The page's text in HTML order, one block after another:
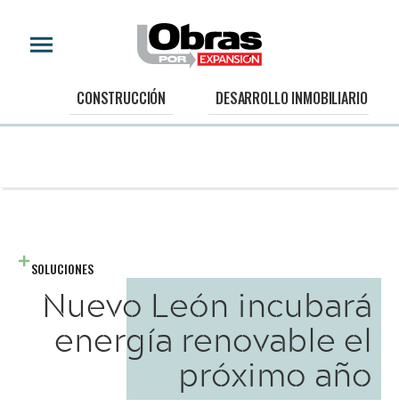
CONSTRUCCIÓN DESARROLLO INMOBILIARIO
SOLUCIONES
Nuevo León incubará
energía renovable el
próximo año